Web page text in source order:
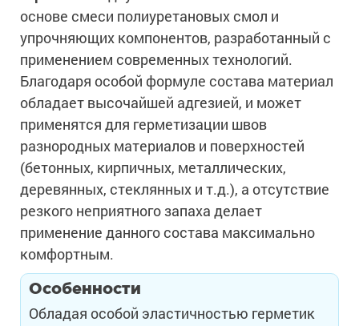
основе смеси полиуретановых смол и
упрочняющих компонентов, разработанный с
применением современных технологий.
Благодаря особой формуле состава материал
обладает высочайшей адгезией, и может
применятся для герметизации швов
разнородных материалов и поверхностей
(бетонных, кирпичных, металлических,
деревянных, стеклянных и т.д.), а отсутствие
резкого неприятного запаха делает
применение данного состава максимально
комфортным.
Особенности
Обладая особой эластичностью герметик